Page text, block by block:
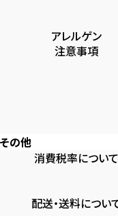
アレルゲン
注意事項
その他
消費税率について
配送・送料につい